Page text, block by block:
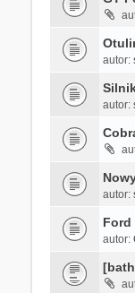
autor:
autor:
autor:
Ford
autor: